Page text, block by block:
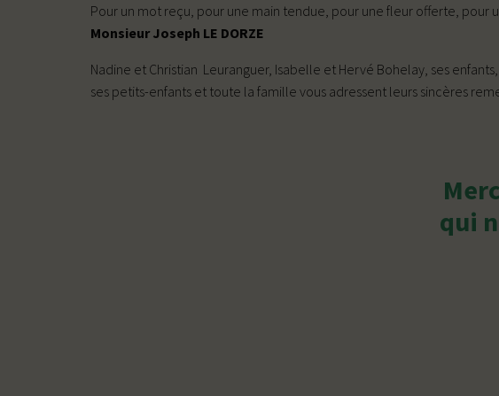
Pour un mot reçu, pour une main tendue, pour une fleur offerte,
Monsieur Joseph LE DORZE
Nadine et Christian Leuranguer, Isabelle et Hervé Bohelay, ses enfants,
ses petits-enfants et toute la famille vous adressent leurs sincères
qui